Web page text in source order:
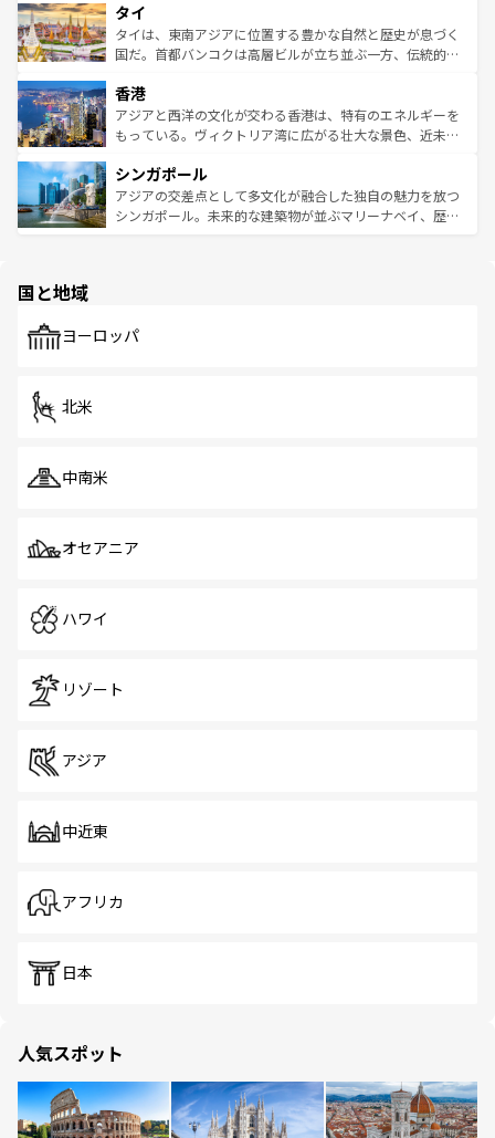
リティに包まれながら、韓国の多彩な魅力を心ゆくまで味
わってみてほしい。 なお、新着の韓国情報はコンテンツ一
覧を参照してほしい。
急速な発展と共に伝統が息づく。ハノイの古い町並みやホ
ーチミン市のフランス統治時代の建物も、独特の雰囲気を
醸し出している。また、バラエティの豊かさとおいしさで
とつ。フォーやバインミー、ベトナムコーヒーなどは、ぜ
ひ現地で味わいたい。どの地域を訪れてもあたたかい人々
が旅行者を迎えてくれるので、きっと忘れられない旅にな
参照してほしい。
タイ
タイは、東南アジアに位置する豊かな自然と歴史が息づく
国だ。首都バンコクは高層ビルが立ち並ぶ一方、伝統的な
の活気が交差している。北部ではチェンマイなどの山岳地
帯で自然と触れ合い、南部ではプーケットやクラビの美し
いビーチでリゾート気分を楽しむことができる。タイ料理
激する。気候は一年中温暖で、どの季節にも異なる楽しみ
が待っている。親しみやすいタイの人々、仏教を中心とし
た文化、そして多様な観光資源が、訪れる旅人を魅了し続
香港
アジアと西洋の文化が交わる香港は、特有のエネルギーを
もっている。ヴィクトリア湾に広がる壮大な景色、近未来
み、どこを訪れても感動するはず。観光スポットが密集し
ており、効率よく見どころを回れるのも魅力。息をのむよ
うな絶景から文化的な体験まで、香港を存分に楽しみ尽く
シンガポール
アジアの交差点として多文化が融合した独自の魅力を放つ
シンガポール。未来的な建築物が並ぶマリーナベイ、歴史
で、ホーカーズは地元の風情を楽しめる外せないスポット
国と地域
ヨーロッパ
北米
中南米
オセアニア
ハワイ
リゾート
アジア
中近東
アフリカ
日本
人気スポット